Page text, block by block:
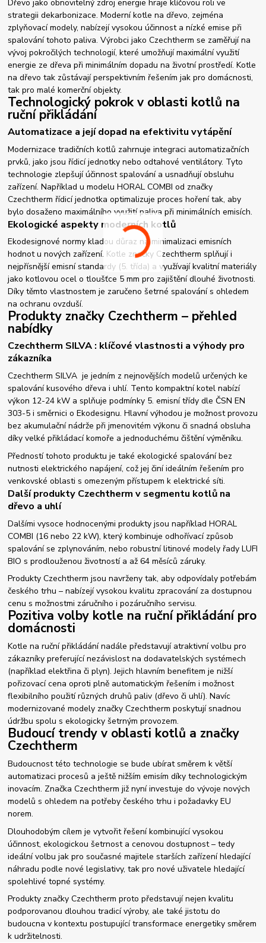
Dřevo jako obnovitelný zdroj energie hraje klíčovou roli ve
strategii dekarbonizace. Moderní kotle na dřevo, zejména
zplyňovací modely, nabízejí vysokou účinnost a nízké emise při
spalování tohoto paliva. Výrobci jako Czechtherm se zaměřují na
vývoj pokročilých technologií, které umožňují maximální využití
energie ze dřeva při minimálním dopadu na životní prostředí. Kotle
na dřevo tak zůstávají perspektivním řešením jak pro domácnosti,
tak pro malé komerční objekty.
Technologický pokrok v oblasti kotlů na
ruční přikládání
Automatizace a její dopad na efektivitu vytápění
Modernizace tradičních kotlů zahrnuje integraci automatizačních
prvků, jako jsou řídicí jednotky nebo odtahové ventilátory. Tyto
technologie zlepšují účinnost spalování a usnadňují obsluhu
zařízení. Například u modelu HORAL COMBI od značky
Czechtherm řídicí jednotka optimalizuje proces hoření tak, aby
bylo dosaženo maximálního využití paliva při minimálních emisích.
Ekologické aspekty moderních kotlů
Ekodesignové normy kladou důraz na minimalizaci emisních
hodnot u nových zařízení. Kotle značky Czechtherm splňují i
nejpřísnější emisní standardy (5. třída) a využívají kvalitní materiály
jako kotlovou ocel o tloušťce 5 mm pro zajištění dlouhé životnosti.
Díky těmto vlastnostem je zaručeno šetrné spalování s ohledem
na ochranu ovzduší.
Produkty značky Czechtherm – přehled
nabídky
Czechtherm SILVA : klíčové vlastnosti a výhody pro
zákazníka
Czechtherm SILVA je jedním z nejnovějších modelů určených ke
spalování kusového dřeva i uhlí. Tento kompaktní kotel nabízí
výkon 12-24 kW a splňuje podmínky 5. emisní třídy dle ČSN EN
303-5 i směrnici o Ekodesignu. Hlavní výhodou je možnost provozu
bez akumulační nádrže při jmenovitém výkonu či snadná obsluha
díky velké přikládací komoře a jednoduchému čištění výměníku.
Předností tohoto produktu je také ekologické spalování bez
nutnosti elektrického napájení, což jej činí ideálním řešením pro
venkovské oblasti s omezeným přístupem k elektrické síti.
Další produkty Czechtherm v segmentu kotlů na
dřevo a uhlí
Dalšími vysoce hodnocenými produkty jsou například HORAL
COMBI (16 nebo 22 kW), který kombinuje odhořívací způsob
spalování se zplynováním, nebo robustní litinové modely řady LUFI
BIO s prodlouženou životností a až 64 měsíců záruky.
Produkty Czechtherm jsou navrženy tak, aby odpovídaly potřebám
českého trhu – nabízejí vysokou kvalitu zpracování za dostupnou
cenu s možnostmi záručního i pozáručního servisu.
Pozitiva volby kotle na ruční přikládání pro
domácnosti
Kotle na ruční přikládání nadále představují atraktivní volbu pro
zákazníky preferující nezávislost na dodavatelských systémech
(například elektřina či plyn). Jejich hlavním benefitem je nižší
pořizovací cena oproti plně automatickým řešením i možnost
flexibilního použití různých druhů paliv (dřevo či uhlí). Navíc
modernizované modely značky Czechtherm poskytují snadnou
údržbu spolu s ekologicky šetrným provozem.
Budoucí trendy v oblasti kotlů a značky
Czechtherm
Budoucnost této technologie se bude ubírat směrem k větší
automatizaci procesů a ještě nižším emisím díky technologickým
inovacím. Značka Czechtherm již nyní investuje do vývoje nových
modelů s ohledem na potřeby českého trhu i požadavky EU
norem.
Dlouhodobým cílem je vytvořit řešení kombinující vysokou
účinnost, ekologickou šetrnost a cenovou dostupnost – tedy
ideální volbu jak pro současné majitele starších zařízení hledající
náhradu podle nové legislativy, tak pro nové uživatele hledající
spolehlivé topné systémy.
Produkty značky Czechtherm proto představují nejen kvalitu
podporovanou dlouhou tradicí výroby, ale také jistotu do
budoucna v kontextu postupující transformace energetiky směrem
k udržitelnosti.